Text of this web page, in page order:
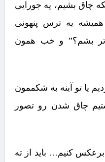
چاق بشیم، یه جورایی
همیشه یه ترس پنهونی
بشم؟” و خب همون
یا تو آینه به شکممون
چاق شدن رو تصور
کنیم… باید از ته